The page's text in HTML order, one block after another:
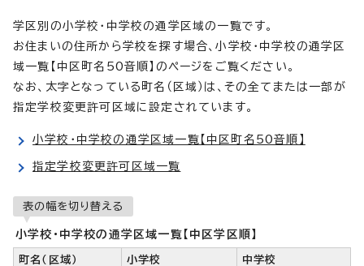
学区別の小学校・中学校の通学区域の一覧です。
お住まいの住所から学校を探す場合、小学校・中学校の通学区
域一覧【中区町名50音順】のページをご覧ください。
なお、太字となっている町名（区域）は、その全てまたは一部が
指定学校変更許可区域に設定されています。
小学校・中学校の通学区域一覧【中区町名50音順】
指定学校変更許可区域一覧
表の幅を切り替える
小学校・中学校の通学区域一覧【中区学区順】
町名（区域） 小学校 中学校